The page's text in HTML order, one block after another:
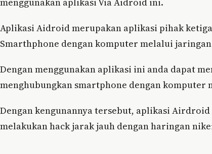
Aplikasi Aidroid merupakan aplikasi pihak
Smarthphone dengan komputer melalui
Dengan menggunakan aplikasi ini anda dapat
menghubungkan smartphone dengan
Dengan kengunannya tersebut, aplikasi
melakukan hack jarak jauh dengan haringan